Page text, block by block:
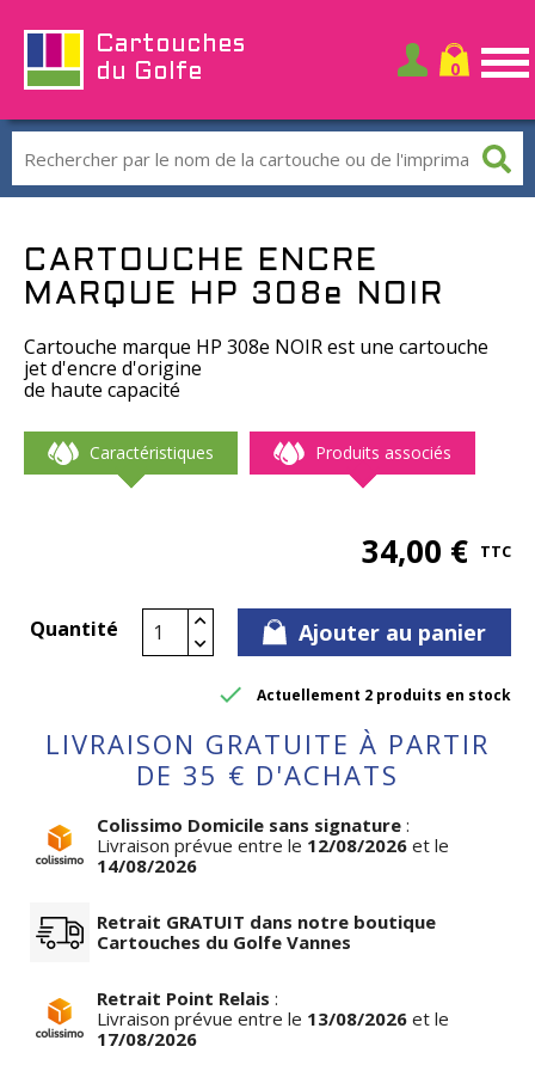
Cartouches
du Golfe
CARTOUCHE ENCRE
MARQUE HP 308e NOIR
Cartouche marque HP 308e NOIR est une cartouche
jet d'encre d'origine
de haute capacité
Caractéristiques Produits associés
34,00 € TTC
Quantité Ajouter au panier
 Actuellement 2 produits en stock
LIVRAISON GRATUITE À PARTIR
DE 35 € D'ACHATS
Colissimo Domicile sans signature :
Livraison prévue entre le 12/08/2026 et le
14/08/2026
Retrait GRATUIT dans notre boutique
Cartouches du Golfe Vannes
Retrait Point Relais :
Livraison prévue entre le 13/08/2026 et le
17/08/2026